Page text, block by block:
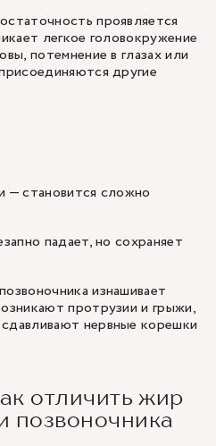
проявляется
легкое головокружение
потемнение в глазах или
другие
— становится сложно
падает, но сохраняет
изнашивает
протрузии и грыжи,
нервные корешки
отличить жир
позвоночника